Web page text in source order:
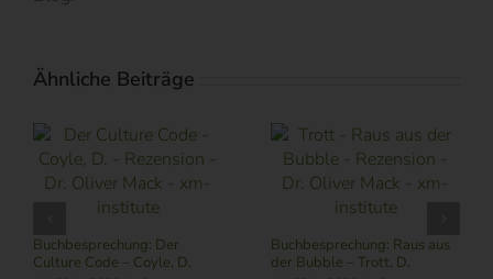
Ähnliche Beiträge
Raus aus
Trott, D.
Buchbesprechung: Subscribe
NOW – Schneider, L.
im Zeitalter